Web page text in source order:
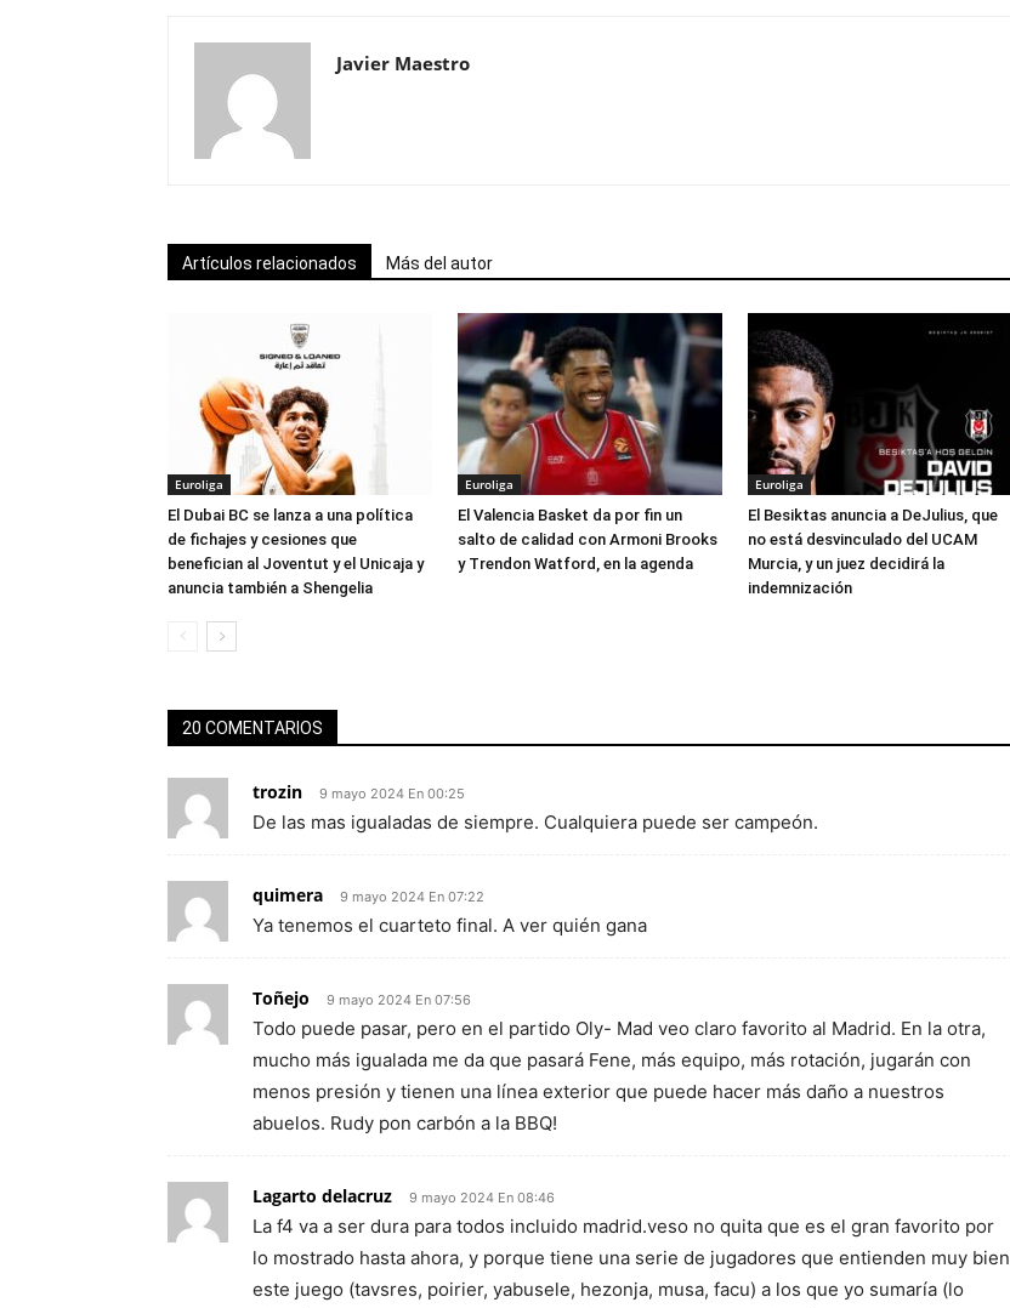
Javier Maestro
Artículos relacionados Más del autor
Euroliga
El Dubai BC se lanza a una política
de fichajes y cesiones que
benefician al Joventut y el Unicaja y
anuncia también a Shengelia
Euroliga
El Valencia Basket da por fin un
salto de calidad con Armoni Brooks
y Trendon Watford, en la agenda
Euroliga
El Besiktas anuncia a DeJulius, que
no está desvinculado del UCAM
Murcia, y un juez decidirá la
indemnización
20 COMENTARIOS
trozin 9 mayo 2024 En 00:25
De las mas igualadas de siempre. Cualquiera puede ser campeón.
quimera 9 mayo 2024 En 07:22
Ya tenemos el cuarteto final. A ver quién gana
Toñejo 9 mayo 2024 En 07:56
Todo puede pasar, pero en el partido Oly- Mad veo claro favorito al Madrid. En la otra,
mucho más igualada me da que pasará Fene, más equipo, más rotación, jugarán con
menos presión y tienen una línea exterior que puede hacer más daño a nuestros
abuelos. Rudy pon carbón a la BBQ!
Lagarto delacruz 9 mayo 2024 En 08:46
La f4 va a ser dura para todos incluido madrid.veso no quita que es el gran favorito por
lo mostrado hasta ahora, y porque tiene una serie de jugadores que entienden muy bien
este juego (tavsres, poirier, yabusele, hezonja, musa, facu) a los que yo sumaría (lo